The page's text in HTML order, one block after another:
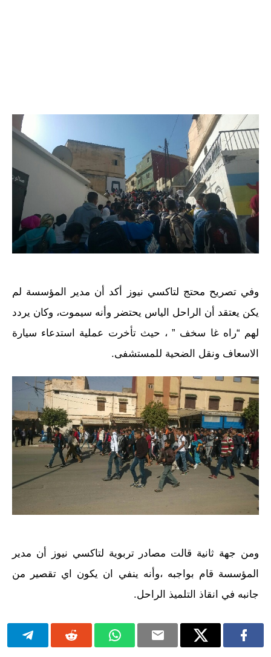
وفي تصريح محتج لتاكسي نيوز أكد أن مدير المؤسسة لم
يكن يعتقد أن الراحل الياس يحتضر وأنه سيموت، وكان يردد
لهم “راه غا سخف ” ، حيث تأخرت عملية استدعاء سيارة
الاسعاف ونقل الضحية للمستشفى.
ومن جهة ثانية قالت مصادر تربوية لتاكسي نيوز أن مدير
المؤسسة قام بواجبه ،وأنه ينفي ان يكون اي تقصير من
جانبه في انقاذ التلميذ الراحل.